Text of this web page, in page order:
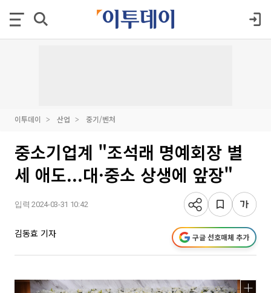
이투데이 산업 중기/벤처
중소기업계 "조석래 명예회장 별
세 애도...대·중소 상생에 앞장"
입력 2024-03-31 10:42
김동효 기자 구글 선호매체 추가